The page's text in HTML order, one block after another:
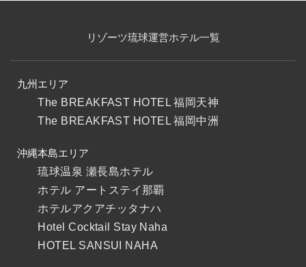
リゾーツ琉球運営ホテル一覧
九州エリア
The BREAKFAST HOTEL 福岡天神
The BREAKFAST HOTEL 福岡中洲
沖縄本島エリア
琉球温泉 瀬長島ホテル
ホテル アートステイ那覇
ホテルアクアチッタナハ
Hotel Cocktail Stay Naha
HOTEL SANSUI NAHA